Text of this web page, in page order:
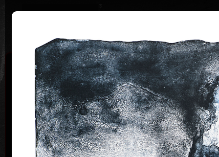
Home |
Životopis Výstavy Ocenění Sbírky
Vladimír Suchánek
* 12.2.1933 † 25.1.2021